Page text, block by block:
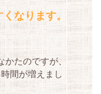
なります。
かたのですが、
間が増えまし